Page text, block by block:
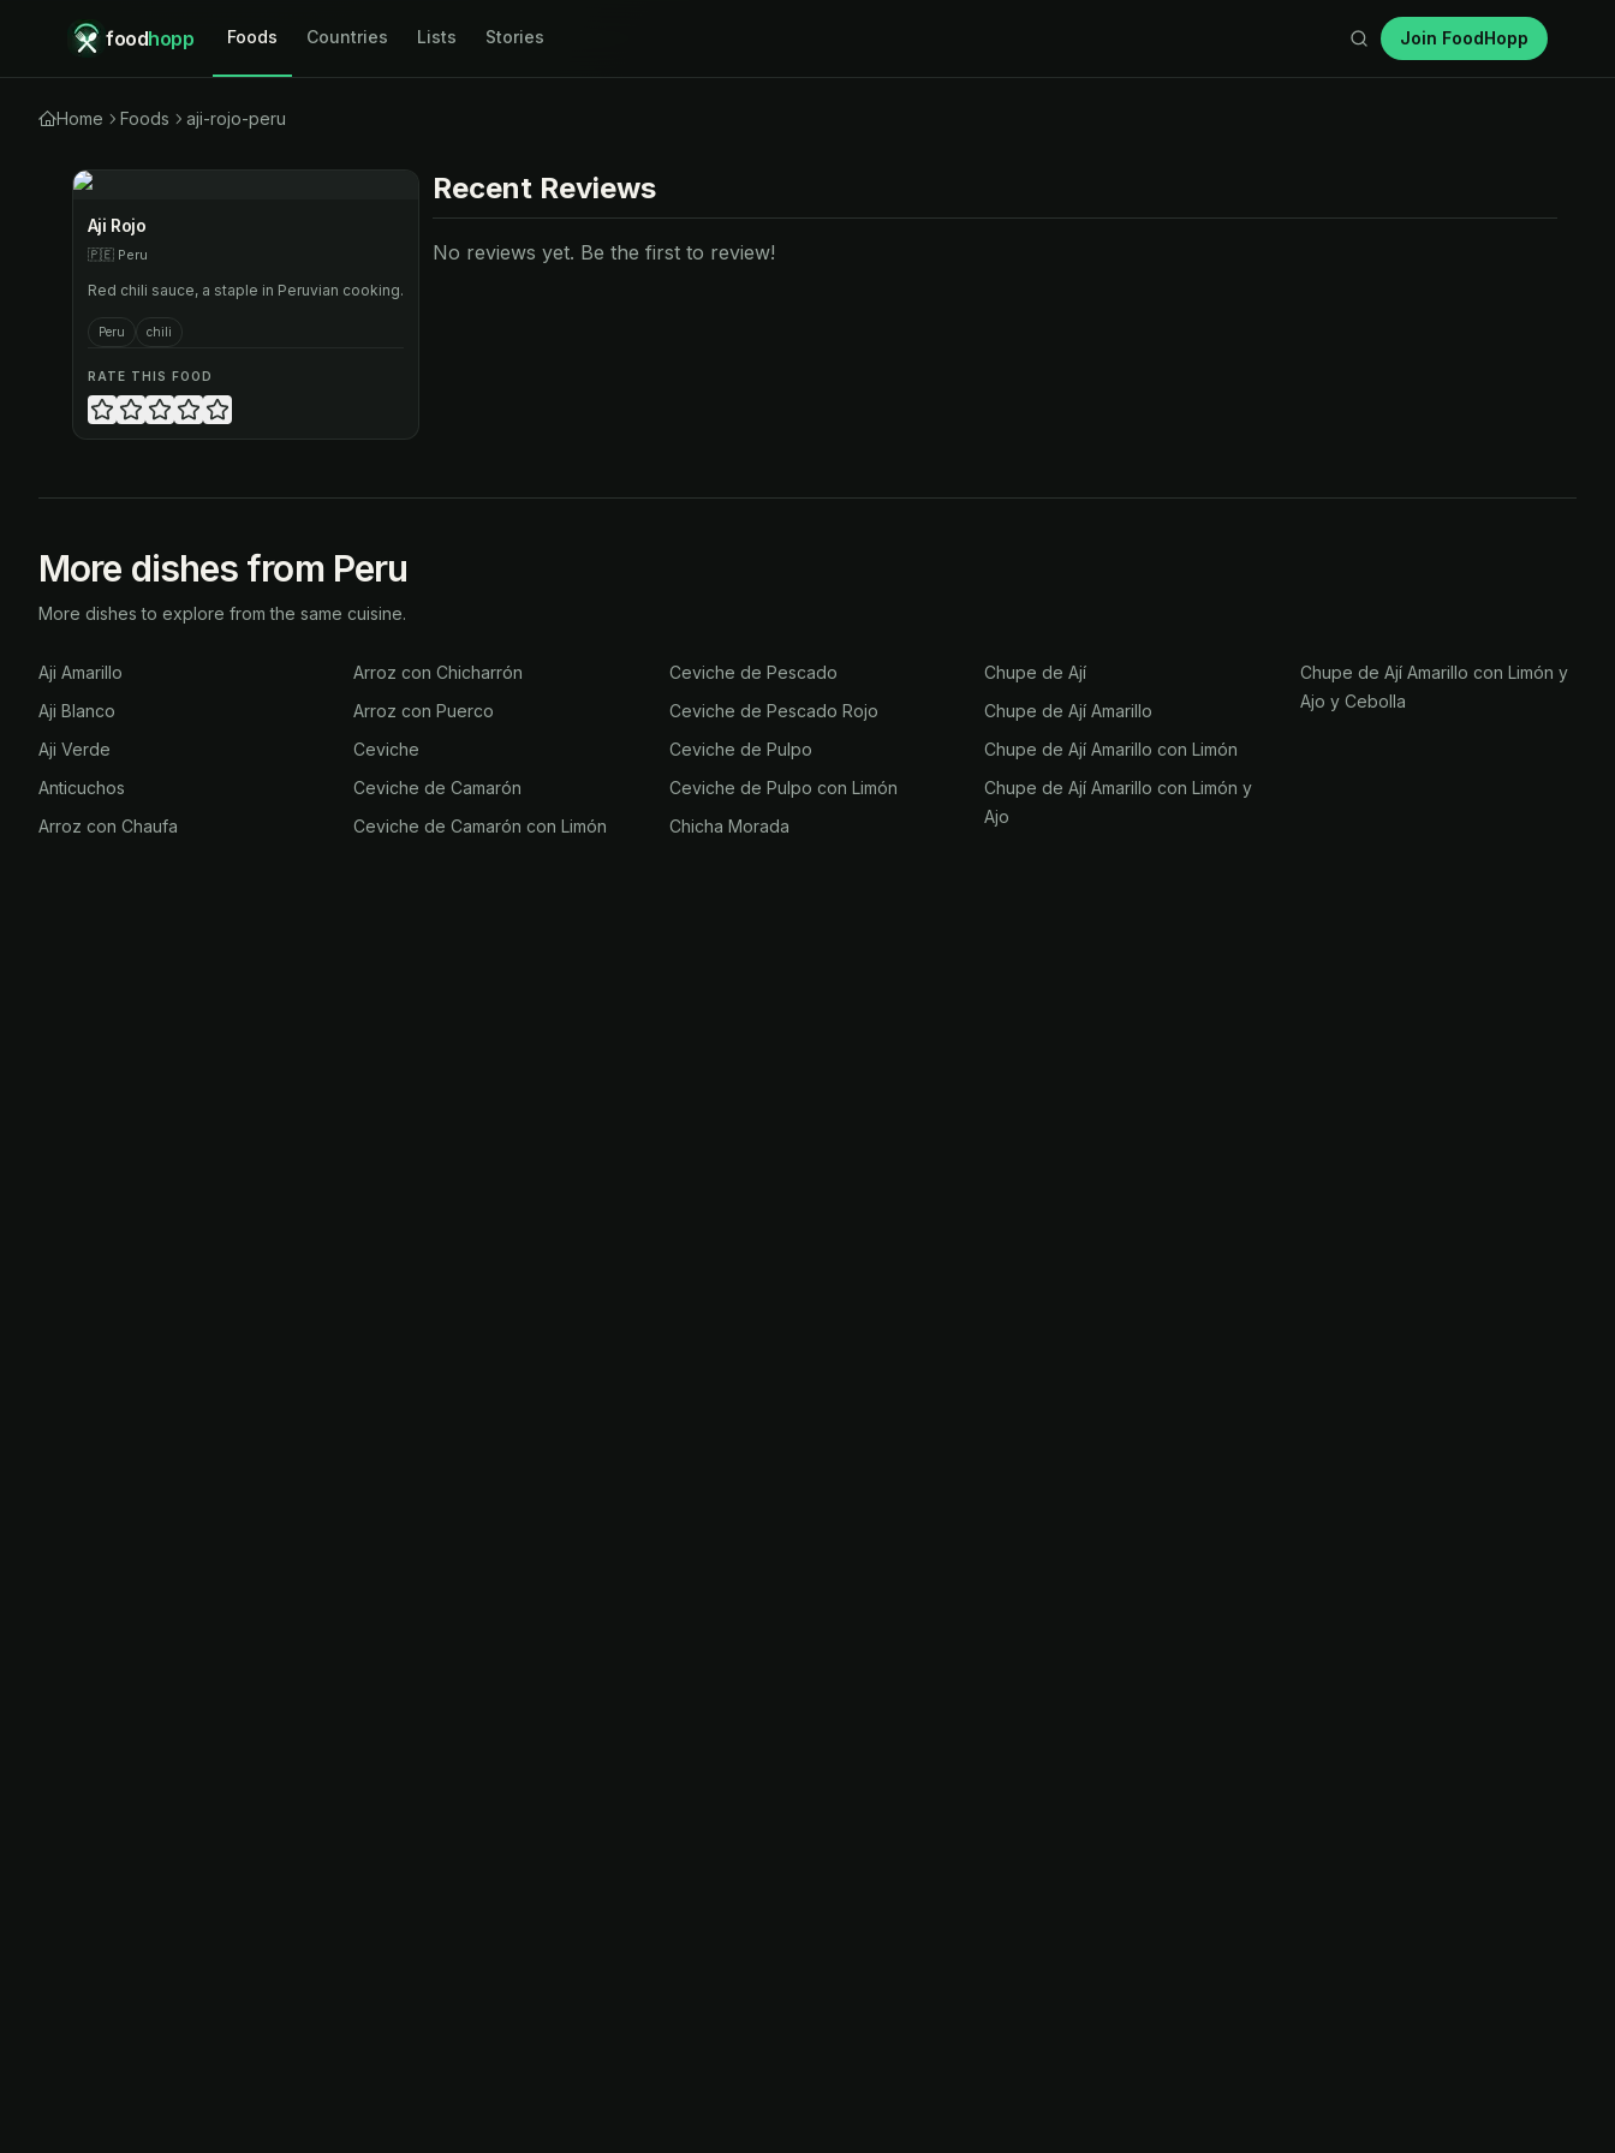
foodhopp Foods Countries Lists Stories Join FoodHopp
Home Foods aji-rojo-peru
Aji Rojo
🇵🇪 Peru
Red chili sauce, a staple in Peruvian cooking.
Peru chili
RATE THIS FOOD
Recent Reviews
No reviews yet. Be the first to review!
More dishes from Peru
More dishes to explore from the same cuisine.
Aji Amarillo
Aji Blanco
Aji Verde
Anticuchos
Arroz con Chaufa
Arroz con Chicharrón
Arroz con Puerco
Ceviche
Ceviche de Camarón
Ceviche de Camarón con Limón
Ceviche de Pescado
Ceviche de Pescado Rojo
Ceviche de Pulpo
Ceviche de Pulpo con Limón
Chicha Morada
Chupe de Ají
Chupe de Ají Amarillo
Chupe de Ají Amarillo con Limón
Chupe de Ají Amarillo con Limón y
Ajo
Chupe de Ají Amarillo con Limón y
Ajo y Cebolla